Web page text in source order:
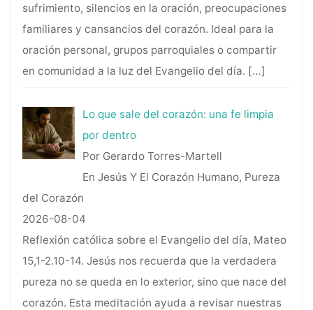
sufrimiento, silencios en la oración, preocupaciones
familiares y cansancios del corazón. Ideal para la
oración personal, grupos parroquiales o compartir
en comunidad a la luz del Evangelio del día. […]
Lo que sale del corazón: una fe limpia
por dentro
Por Gerardo Torres-Martell
En Jesús Y El Corazón Humano, Pureza
del Corazón
2026-08-04
Reflexión católica sobre el Evangelio del día, Mateo
15,1-2.10-14. Jesús nos recuerda que la verdadera
pureza no se queda en lo exterior, sino que nace del
corazón. Esta meditación ayuda a revisar nuestras